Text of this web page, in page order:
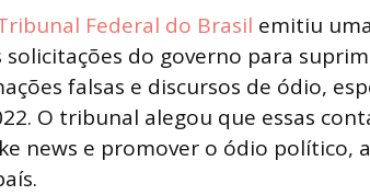
Federal do Brasil emitiu
solicitações do governo para
falsas e discursos de ódio,
O tribunal alegou que essas
news e promover o ódio político,